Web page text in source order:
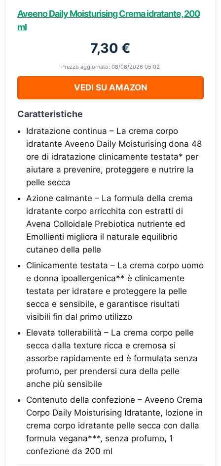
Aveeno Daily Moisturising Crema idratante, 200
ml
7,30 €
Prezzo aggiornato: 08/08/2026 05:02
VEDI SU AMAZON
Caratteristiche
Idratazione continua – La crema corpo
idratante Aveeno Daily Moisturising dona 48
ore di idratazione clinicamente testata* per
aiutare a prevenire, proteggere e nutrire la
pelle secca
Azione calmante – La formula della crema
idratante corpo arricchita con estratti di
Avena Colloidale Prebiotica nutriente ed
Emollienti migliora il naturale equilibrio
cutaneo della pelle
Clinicamente testata – La crema corpo uomo
e donna ipoallergenica** è clinicamente
testata per idratare e proteggere la pelle
secca e sensibile, e garantisce risultati
visibili fin dal primo utilizzo
Elevata tollerabilità – La crema corpo pelle
secca dalla texture ricca e cremosa si
assorbe rapidamente ed è formulata senza
profumo, per prendersi cura della pelle
anche più sensibile
Contenuto della confezione – Aveeno Crema
Corpo Daily Moisturising Idratante, lozione in
crema corpo idratante pelle secca con dalla
formula vegana***, senza profumo, 1
confezione da 200 ml